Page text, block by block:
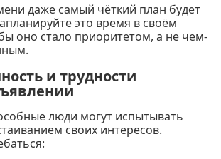
даже самый чёткий план будет
это время в своём
оно стало приоритетом, а не чем-
и трудности
люди могут испытывать
своих интересов.